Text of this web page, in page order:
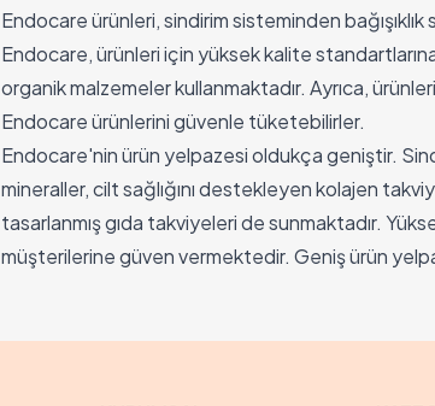
Endocare ürünleri, sindirim sisteminden
Endocare, ürünleri için yüksek kalite
organik malzemeler kullanmaktadır. Ayrıca,
Endocare ürünlerini güvenle tüketebilirler.
Endocare'nin ürün yelpazesi oldukça geniştir.
mineraller, cilt sağlığını destekleyen kolajen
tasarlanmış gıda takviyeleri de sunmaktadır.
müşterilerine güven vermektedir. Geniş ürün